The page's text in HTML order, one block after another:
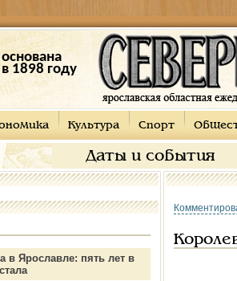
основана
в 1898 году
Культура Спорт
Даты и события
в Ярославле: пять лет в